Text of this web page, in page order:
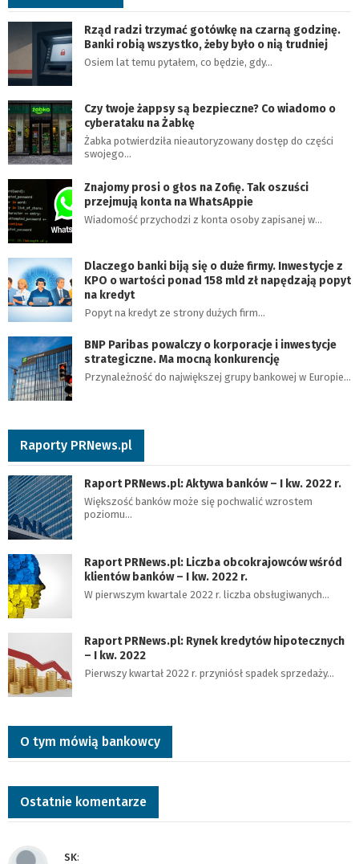
Rząd radzi trzymać gotówkę na czarną godzinę.
Banki robią wszystko, żeby było o nią trudniej
Osiem lat temu pytałem, co będzie, gdy…
Czy twoje żappsy są bezpieczne? Co wiadomo o
cyberataku na Żabkę
Żabka potwierdziła nieautoryzowany dostęp do części
swojego…
Znajomy prosi o głos na Zofię. Tak oszuści
przejmują konta na WhatsAppie
Wiadomość przychodzi z konta osoby zapisanej w…
Dlaczego banki biją się o duże firmy. Inwestycje z
KPO o wartości ponad 158 mld zł napędzają popyt
na kredyt
Popyt na kredyt ze strony dużych firm…
BNP Paribas powalczy o korporacje i inwestycje
strategiczne. Ma mocną konkurencję
Przynależność do największej grupy bankowej w Europie…
Raporty PRNews.pl
Raport PRNews.pl: Aktywa banków – I kw. 2022 r.
Większość banków może się pochwalić wzrostem
poziomu…
Raport PRNews.pl: Liczba obcokrajowców wśród
klientów banków – I kw. 2022 r.
W pierwszym kwartale 2022 r. liczba obsługiwanych…
Raport PRNews.pl: Rynek kredytów hipotecznych
– I kw. 2022
Pierwszy kwartał 2022 r. przyniósł spadek sprzedaży…
O tym mówią bankowcy
Ostatnie komentarze
SK: